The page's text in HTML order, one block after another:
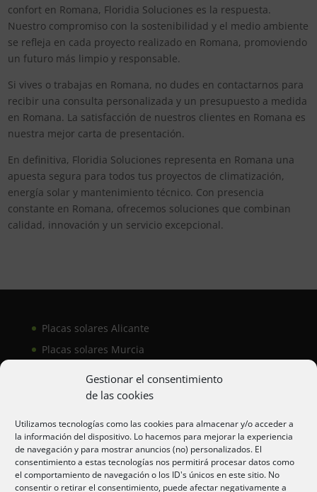
Gestionar el consentimiento
de las cookies
Utilizamos tecnologías como las cookies para almacenar y/o acceder a
la información del dispositivo. Lo hacemos para mejorar la experiencia
de navegación y para mostrar anuncios (no) personalizados. El
consentimiento a estas tecnologías nos permitirá procesar datos como
el comportamiento de navegación o los ID's únicos en este sitio. No
consentir o retirar el consentimiento, puede afectar negativamente a
confort en Romana, Floridia Soluciones es la respuesta.
Nuestro compromiso con la sostenibilidad y el medio ambiente
se refleja en cada proyecto realizado en Romana, promoviendo
un futuro más limpio y responsable.
Si vives o trabajas en Romana, no dudes en contactarnos para
recibir una consulta personalizada y un presupuesto a medida
en Romana. La satisfacción de nuestros clientes en Romana es
nuestra mejor carta de presentación.
En definitiva, Floridia Soluciones representa en Romana una
apuesta segura para todos tus proyectos de climatización,
energía solar y mantenimiento técnico. Con presencia
constante en Romana, ofrecemos soluciones que combinan
calidad, innovación y un servicio excepcional.
Placas solares Alicante
Placas solares Murcia
Aire acondicionado Alicante
Aire acondicionador Murcia
Aire acondicionado San Juan